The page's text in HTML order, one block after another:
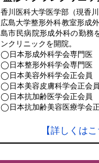
香川医科大学医学部（現香
広島大学整形外科教室形成
島市民病院形成外科の勤務
ンクリニックを開院。
◯日本形成外科学会専門医
◯日本整形外科学会専門医
◯日本美容外科学会正会員
◯日本美容皮膚科学会正会員
◯日本抗加齢医学会正会員
◯日本抗加齢美容医療学会
【詳しくはこ